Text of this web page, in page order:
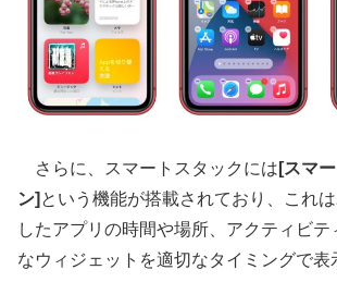
さらに、スマートスタックには [スマ
ン] という機能が搭載されており、これ
したアプリの時間や場所、アクティビテ
なウィジェットを適切なタイミングで表